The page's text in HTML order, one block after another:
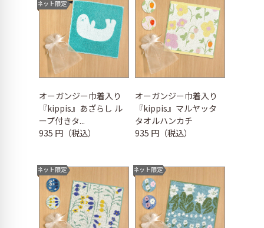
ネット限定
オーガンジー巾着入り
『kippis』あざらし ル
ープ付きタ...
935 円（税込）
オーガンジー巾着入り
『kippis』マルヤッタ
タオルハンカチ
935 円（税込）
ネット限定 ネット限定